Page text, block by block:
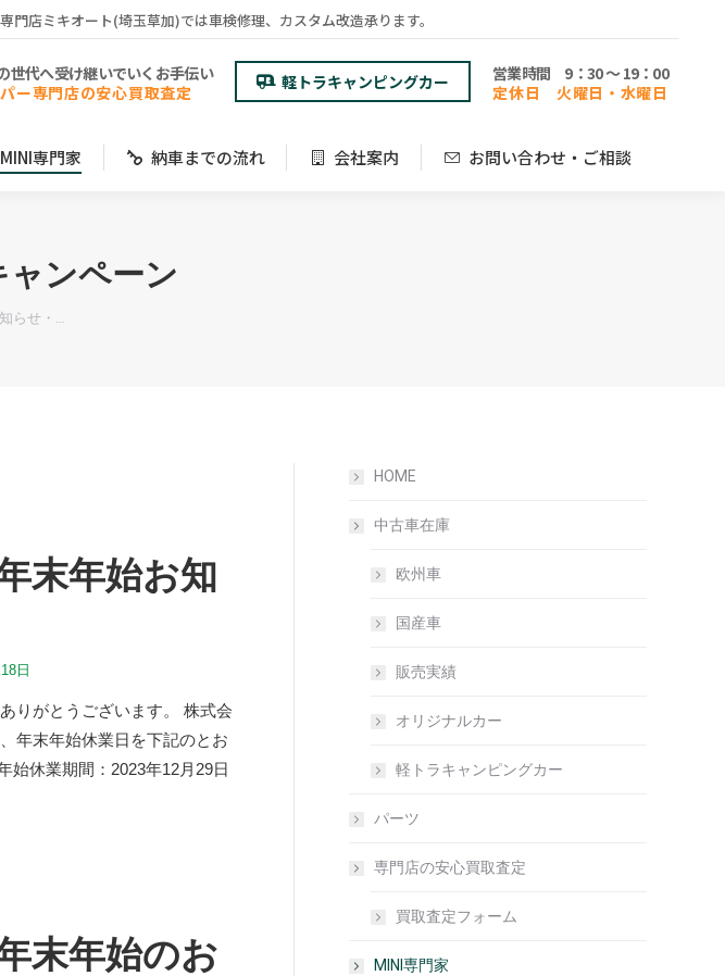
店ミキオート(埼玉草加)では車検修理、カスタム改造承ります。
世代へ受け継いでいくお手伝い
ー専門店の安心買取査定
軽トラキャンピングカー
営業時間 9：30 ～ 19：00
定休日 火曜日・水曜日
MINI専門家 納車までの流れ 会社案内 お問い合わせ・ご相談
ャンペーン
らせ・…
末年始お知
日
りがとうございます。 株式会
年末年始休業日を下記のとお
休業期間：2023年12月29日
末年始のお
HOME
中古車在庫
欧州車
国産車
販売実績
オリジナルカー
軽トラキャンピングカー
パーツ
専門店の安心買取査定
買取査定フォーム
MINI専門家
MINI専門家 納車までの流れ 会社案内 お問い合わせ・ご相談